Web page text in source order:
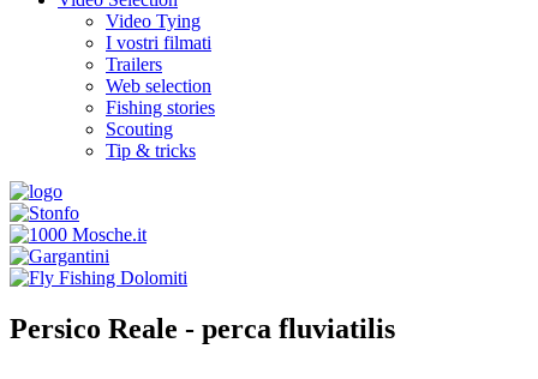
Video Tying
I vostri filmati
Trailers
Web selection
Fishing stories
Scouting
Tip & tricks
Persico Reale - perca fluviatilis